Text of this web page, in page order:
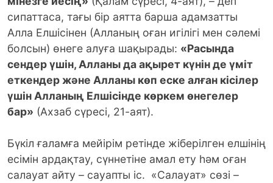
сипаттаса, тағы бір аятта барша адамзатты
Алла Елшісінен (Алланың оған игілігі мен сәлемі
болсын) өнеге алуға шақырады: «Расында
сендер үшін, Алланы да ақырет күнін де үміт
еткендер және Алланы көп еске алған кісілер
үшін Алланың Елшісінде көркем өнегелер
бар» (Ахзаб сүресі, 21-аят).
Бүкіл ғаламға мейірім ретінде жіберілген елшінің
есімін ардақтау, сүннетіне амал ету һәм оған
салауат айту – сауапты іс. «Салауат» сөзі –